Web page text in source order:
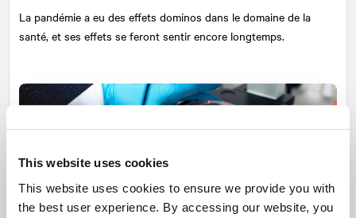
This website uses cookies
This website uses cookies to ensure we provide you with
the best user experience. By accessing our website, you
La pandémie a eu des effets dominos dans le domaine de la
santé, et ses effets se feront sentir encore longtemps.
Perspectives sectorielles : Mines, Technologie, Agriculture,
Énergie et Transports >